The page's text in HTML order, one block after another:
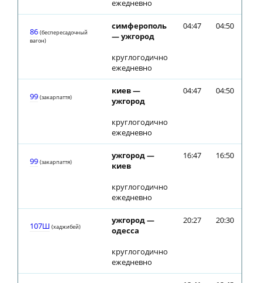
ежедневно
86 (беспересадочный
вагон)
симферополь
— ужгород
круглогодично
ежедневно
04:47 04:50
99 (закарпаття)
киев —
ужгород
круглогодично
ежедневно
04:47 04:50
99 (закарпаття)
ужгород —
киев
круглогодично
ежедневно
16:47 16:50
107Ш (хаджибей)
ужгород —
одесса
круглогодично
ежедневно
20:27 20:30